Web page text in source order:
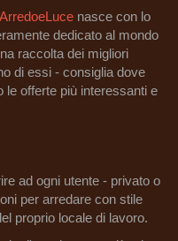
ArredoeLuce nasce con lo
dedicato al mondo
raccolta dei migliori
di essi - consiglia dove
le offerte più interessanti e
ad ogni utente - privato o
per arredare con stile
proprio locale di lavoro.